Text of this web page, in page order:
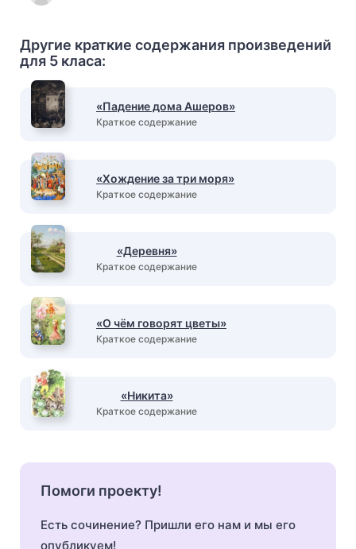
Другие краткие содержания произведений
для 5 класа:
«Падение дома Ашеров»
Краткое содержание
«Хождение за три моря»
Краткое содержание
«Деревня»
Краткое содержание
«О чём говорят цветы»
Краткое содержание
«Никита»
Краткое содержание
Помоги проекту!
Есть сочинение? Пришли его нам и мы его
опубликуем!